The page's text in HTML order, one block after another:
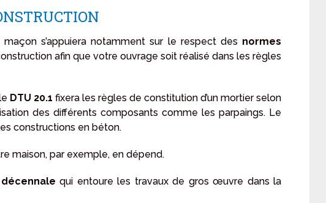
maçon s’appuiera notamment sur le respect des normes
afin que votre ouvrage soit réalisé dans les règles
DTU 20.1 fixera les règles de constitution d’un mortier selon
des différents composants comme les parpaings. Le
constructions en béton.
maison, par exemple, en dépend.
qui entoure les travaux de gros œuvre dans la